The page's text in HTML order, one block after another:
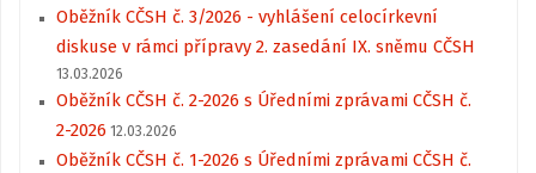
Oběžník CČSH č. 3/2026 - vyhlášení celocírkevní
diskuse v rámci přípravy 2. zasedání IX. sněmu CČSH
13.03.2026
Oběžník CČSH č. 2-2026 s Úředními zprávami CČSH č.
2-2026 12.03.2026
Oběžník CČSH č. 1-2026 s Úředními zprávami CČSH č.